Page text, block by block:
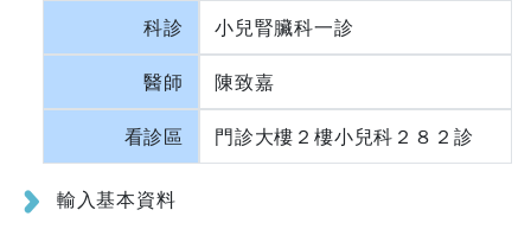
科診 小兒腎臟科一診
醫師 陳致嘉
看診區 門診大樓２樓小兒科２８２診
輸入基本資料